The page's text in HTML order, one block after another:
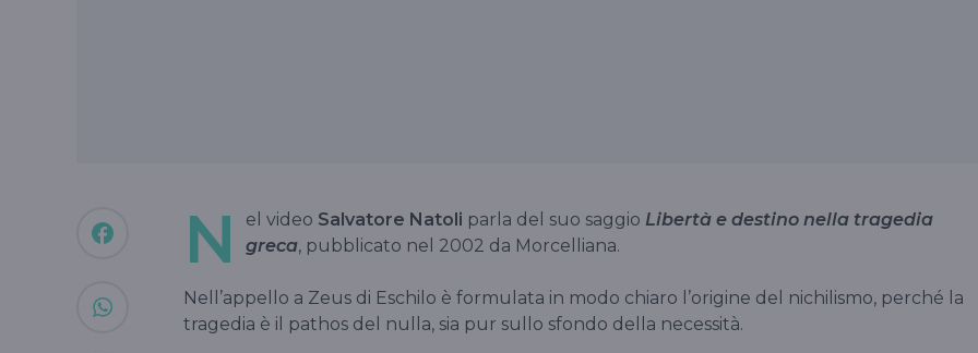
N el video Salvatore Natoli parla del suo saggio Libertà e destino nella tragedia
greca, pubblicato nel 2002 da Morcelliana.
Nell’appello a Zeus di Eschilo è formulata in modo chiaro l’origine del nichilismo, perché la
tragedia è il pathos del nulla, sia pur sullo sfondo della necessità.